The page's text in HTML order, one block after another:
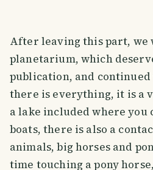
After leaving this part, we
planetarium, which
publication, and
there is everything, it is a
a lake included where you
boats, there is also a
animals, big horses and
time touching a pony